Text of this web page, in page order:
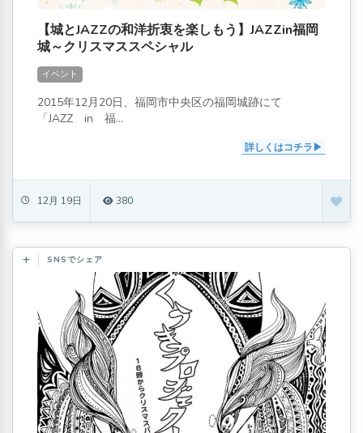
【城とJAZZの和洋折衷を楽しもう】JAZZin福岡
城～クリスマススペシャル
イベント
2015年12月20日、福岡市中央区の福岡城跡にて
「JAZZ in 福...
詳しくはコチラ
12月 19日 380
SNSでシェア